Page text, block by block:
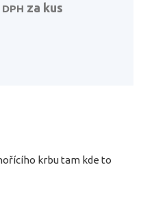
za kus
krbu tam kde to